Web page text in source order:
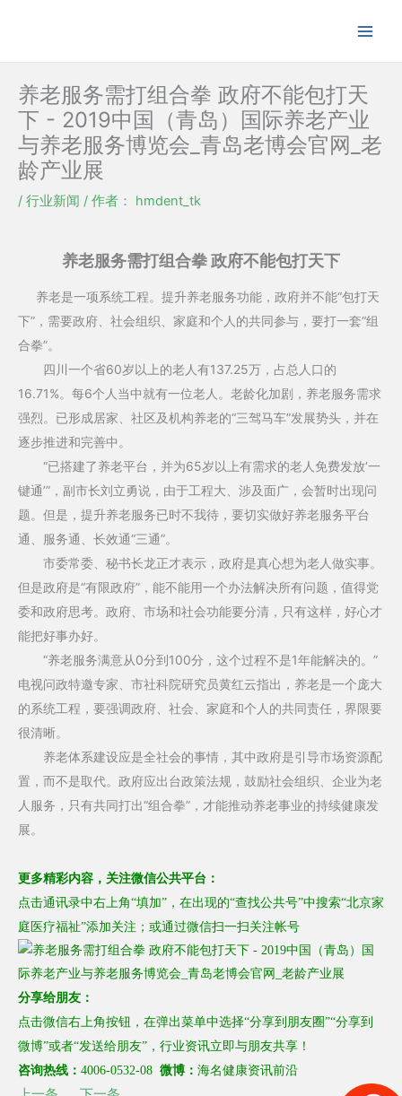
内
养老服务需打组合拳 政府不能包打天
下 - 2019中国（青岛）国际养老产业
与养老服务博览会_青岛老博会官网_老
龄产业展
/ 行业新闻 / 作者： hmdent_tk
养老服务需打组合拳 政府不能包打天下
养老是一项系统工程。提升养老服务功能，政府并不能“包打天
下”，需要政府、社会组织、家庭和个人的共同参与，要打一套“组
合拳”。
四川一个省60岁以上的老人有137.25万，占总人口的
16.71%。每6个人当中就有一位老人。老龄化加剧，养老服务需求
强烈。已形成居家、社区及机构养老的“三驾马车”发展势头，并在
逐步推进和完善中。
“已搭建了养老平台，并为65岁以上有需求的老人免费发放‘一
键通’”，副市长刘立勇说，由于工程大、涉及面广，会暂时出现问
题。但是，提升养老服务已时不我待，要切实做好养老服务平台
通、服务通、长效通“三通”。
市委常委、秘书长龙正才表示，政府是真心想为老人做实事。
但是政府是“有限政府”，能不能用一个办法解决所有问题，值得党
委和政府思考。政府、市场和社会功能要分清，只有这样，好心才
能把好事办好。
“养老服务满意从0分到100分，这个过程不是1年能解决的。”
电视问政特邀专家、市社科院研究员黄红云指出，养老是一个庞大
的系统工程，要强调政府、社会、家庭和个人的共同责任，界限要
很清晰。
养老体系建设应是全社会的事情，其中政府是引导市场资源配
置，而不是取代。政府应出台政策法规，鼓励社会组织、企业为老
人服务，只有共同打出“组合拳”，才能推动养老事业的持续健康发
展。
更多精彩内容， 关注微信公共平台：
点击通讯录中右上角“填加”，在出现的“查找公共号”中搜索“北京家
庭医疗福祉”添加关注 ； 或通过微信扫一扫关注帐号
分享给朋友：
点击微信右上角按钮，在弹出菜单中选择“分享到朋友圈”“分享到
微博”或者“发送给朋友”，行业资讯立即与朋友共享！
咨询热线： 4006-0532-08 微博： 海名健康资讯前沿